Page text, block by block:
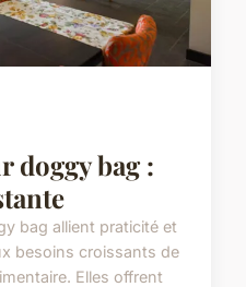
doggy bag :
bag allient praticité et
besoins croissants de
Elles offrent